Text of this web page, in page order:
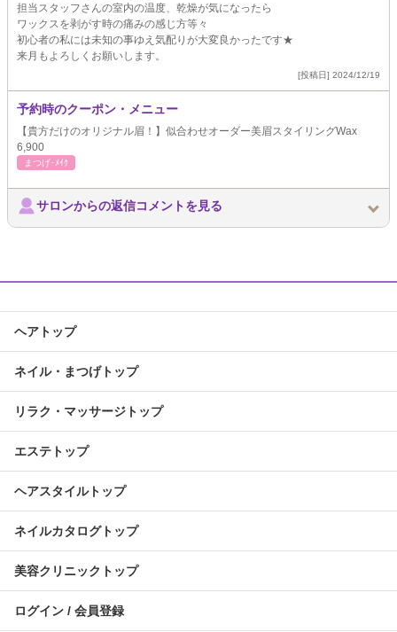
担当スタッフさんの室内の温度、乾燥が気になったら
ワックスを剥がす時の痛みの感じ方等々
初心者の私には未知の事ゆえ気配りが大変良かったです★
来月もよろしくお願いします。
[投稿日] 2024/12/19
予約時のクーポン・メニュー
【貴方だけのオリジナル眉！】似合わせオーダー美眉スタイリングWax
6,900
まつげ･ﾒｲｸ
サロンからの返信コメントを見る
ヘアトップ
ネイル・まつげトップ
リラク・マッサージトップ
エステトップ
ヘアスタイルトップ
ネイルカタログトップ
美容クリニックトップ
ログイン / 会員登録